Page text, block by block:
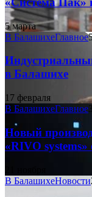
5 марта
В БалашихеГлавное
в Балашихе
17 февраля
В БалашихеГлавное
Новый
«RIVO
В БалашихеНовости